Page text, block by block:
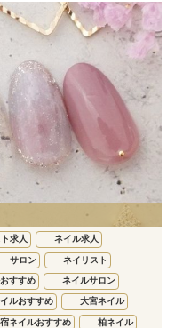
求人 ネイル求人
サロン ネイリスト
すすめ ネイルサロン
ルおすすめ 大宮ネイル
ネイルおすすめ 柏ネイル